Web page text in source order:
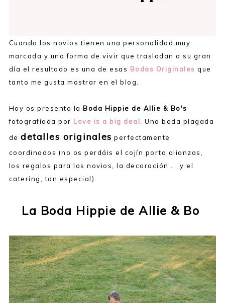
Cuando los novios tienen una personalidad muy
marcada y una forma de vivir que trasladan a su gran
día el resultado es una de esas Bodas Originales que
tanto me gusta mostrar en el blog.
Hoy os presento la Boda Hippie de Allie & Bo's
fotografíada por Love is a big deal. Una boda plagada
dedetalles originales perfectamente
coordinados (no os perdáis el cojín porta alianzas,
los regalos para los novios, la decoración ... y el
catering, tan especial).
La Boda Hippie de Allie & Bo